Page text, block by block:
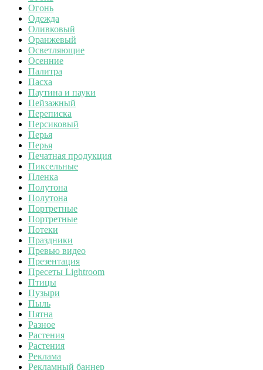
Огонь
Одежда
Оливковый
Оранжевый
Осветляющие
Осенние
Палитра
Пасха
Паутина и пауки
Пейзажный
Переписка
Персиковый
Перья
Перья
Печатная продукция
Пиксельные
Пленка
Полутона
Полутона
Портретные
Портретные
Потеки
Праздники
Превью видео
Презентация
Пресеты Lightroom
Птицы
Пузыри
Пыль
Пятна
Разное
Растения
Растения
Реклама
Рекламный баннер